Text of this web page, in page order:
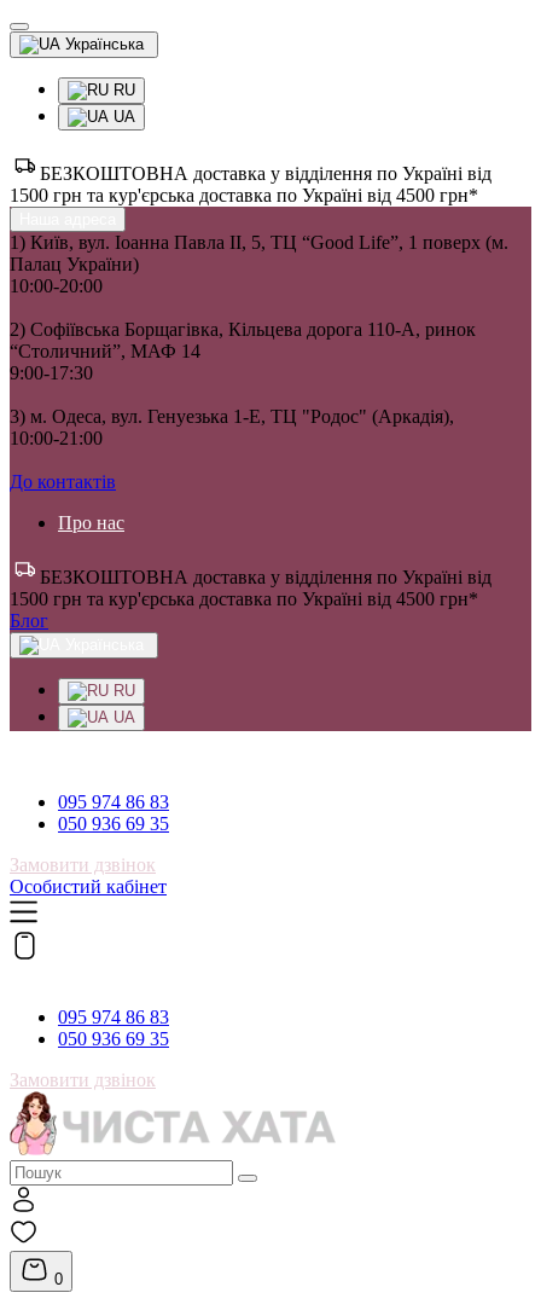
Українська
RU
UA
БЕЗКОШТОВНА доставка у відділення по Україні від
1500 грн та кур'єрська доставка по Україні від 4500 грн*
1) Київ, вул. Іоанна Павла II, 5, ТЦ “Good Life”, 1 поверх (м.
Палац України)
10:00-20:00
2) Софіївська Борщагівка, Кільцева дорога 110-А, ринок
“Столичний”, МАФ 14
9:00-17:30
3) м. Одеса, вул. Генуезька 1-Е, ТЦ "Родос" (Аркадія),
10:00-21:00
До контактів
Про нас
БЕЗКОШТОВНА доставка у відділення по Україні від
1500 грн та кур'єрська доставка по Україні від 4500 грн*
Блог
RU
UA
095 974 86 83
050 936 69 35
Замовити дзвінок
Особистий кабінет
095 974 86 83
050 936 69 35
Замовити дзвінок
0